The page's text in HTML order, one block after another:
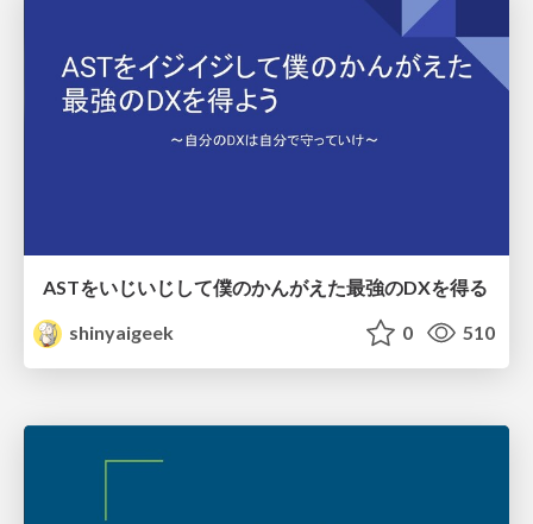
ASTをいじいじして僕のかんがえた最強のDXを得る
shinyaigeek
0 510